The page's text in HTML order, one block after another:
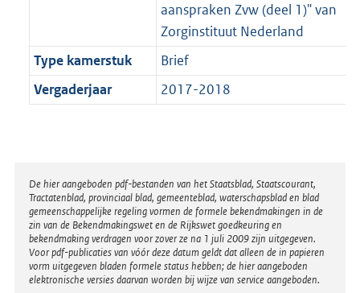
aanspraken Zvw (deel 1)" van
Zorginstituut Nederland
Type kamerstuk
Brief
Vergaderjaar
2017-2018
Disclaimer
De hier aangeboden pdf-bestanden van het Staatsblad, Staatscourant,
Tractatenblad, provinciaal blad, gemeenteblad, waterschapsblad en blad
gemeenschappelijke regeling vormen de formele bekendmakingen in de
zin van de Bekendmakingswet en de Rijkswet goedkeuring en
bekendmaking verdragen voor zover ze na 1 juli 2009 zijn uitgegeven.
Voor pdf-publicaties van vóór deze datum geldt dat alleen de in papieren
vorm uitgegeven bladen formele status hebben; de hier aangeboden
elektronische versies daarvan worden bij wijze van service aangeboden.